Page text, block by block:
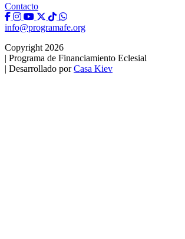
Contacto
info@programafe.org
Copyright 2026
| Programa de Financiamiento Eclesial
| Desarrollado porCasa Kiev